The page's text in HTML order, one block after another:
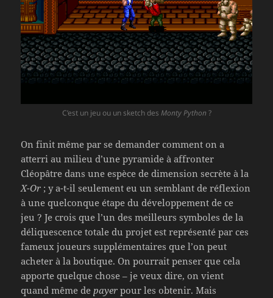
C’est un jeu ou un sketch des Monty Python ?
On finit même par se demander comment on a
atterri au milieu d’une pyramide à affronter
Cléopâtre dans une espèce de dimension secrète à la
X-Or ; y a-t-il seulement eu un semblant de réflexion
à une quelconque étape du développement de ce
jeu ? Je crois que l’un des meilleurs symboles de la
déliquescence totale du projet est représenté par ces
fameux joueurs supplémentaires que l’on peut
acheter à la boutique. On pourrait penser que cela
apporte quelque chose – je veux dire, on vient
quand même depayer pour les obtenir. Mais